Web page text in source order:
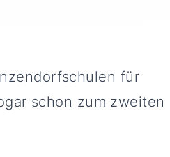
für
schon zum zweiten